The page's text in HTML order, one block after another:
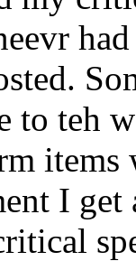
to teh
I